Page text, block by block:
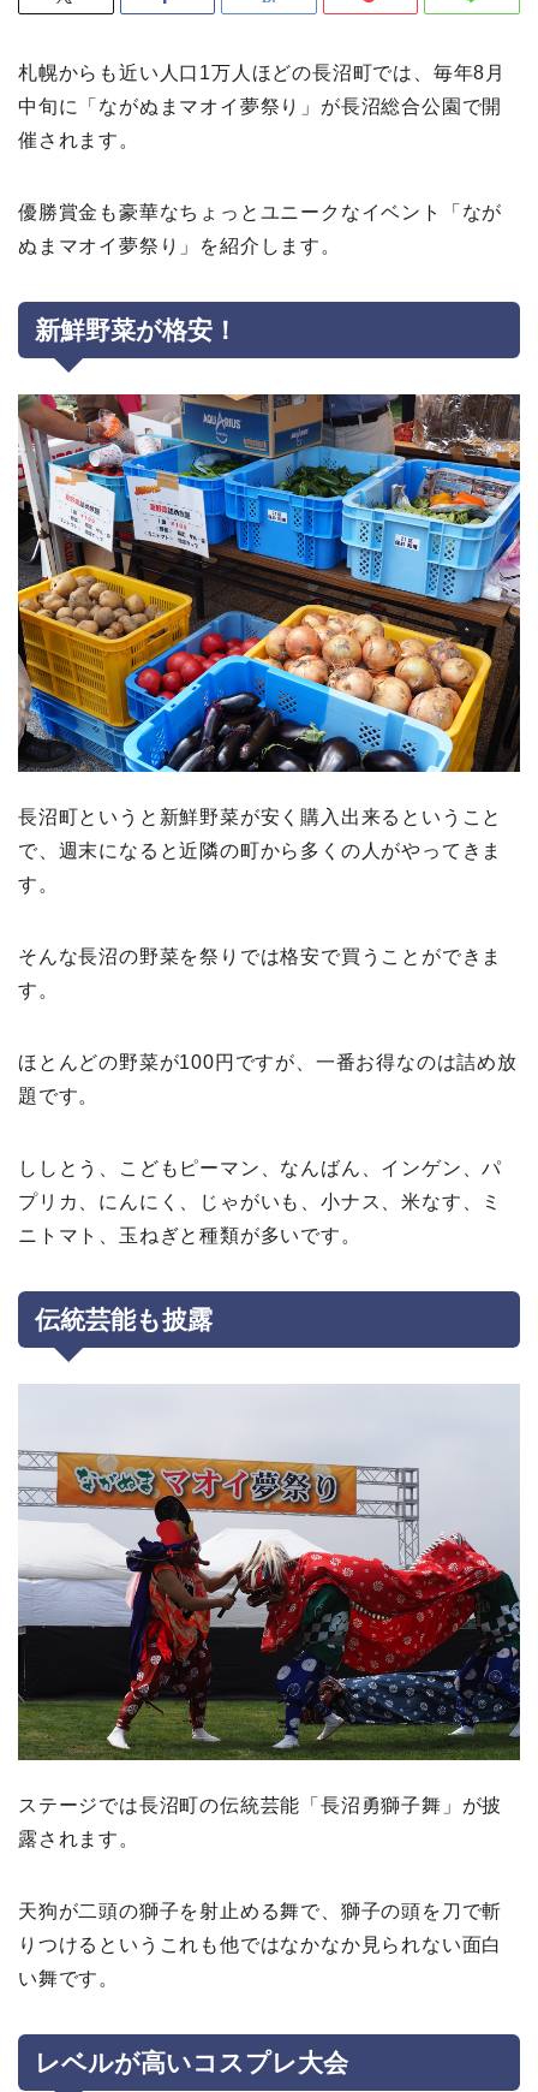
札幌からも近い人口1万人ほどの長沼町では、毎年8月
中旬に「ながぬまマオイ夢祭り」が長沼総合公園で開
催されます。
優勝賞金も豪華なちょっとユニークなイベント「なが
ぬまマオイ夢祭り」を紹介します。
新鮮野菜が格安！
長沼町というと新鮮野菜が安く購入出来るということ
で、週末になると近隣の町から多くの人がやってきま
す。
そんな長沼の野菜を祭りでは格安で買うことができま
す。
ほとんどの野菜が100円ですが、一番お得なのは詰め放
題です。
ししとう、こどもピーマン、なんばん、インゲン、パ
プリカ、にんにく、じゃがいも、小ナス、米なす、ミ
ニトマト、玉ねぎと種類が多いです。
伝統芸能も披露
ステージでは長沼町の伝統芸能「長沼勇獅子舞」が披
露されます。
天狗が二頭の獅子を射止める舞で、獅子の頭を刀で斬
りつけるというこれも他ではなかなか見られない面白
い舞です。
レベルが高いコスプレ大会